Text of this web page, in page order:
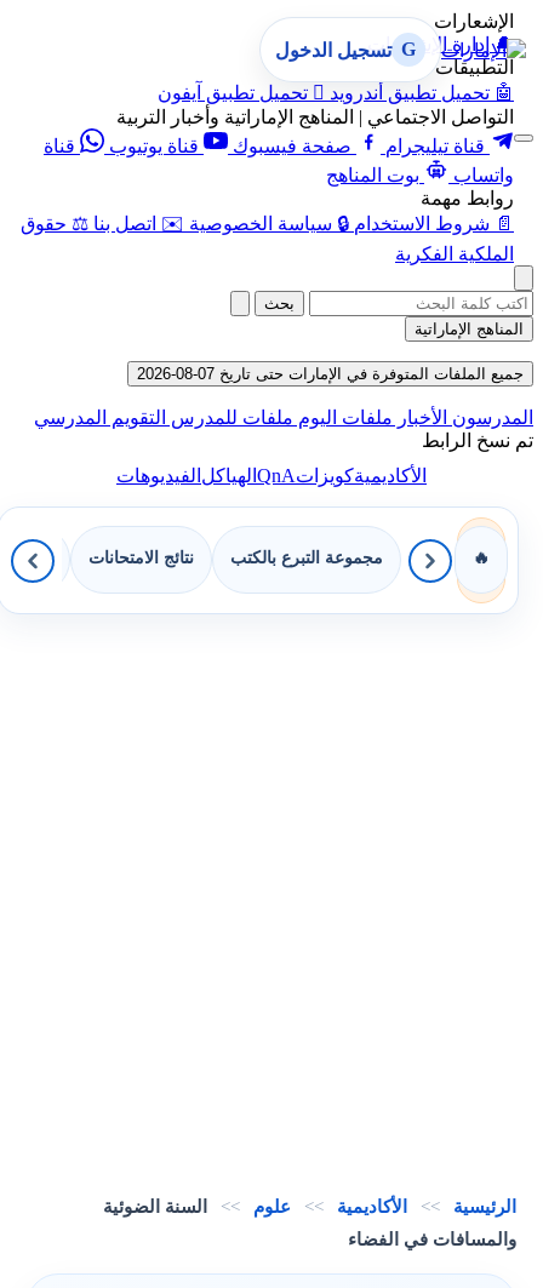
الإشعارات
🔔 إدارة الإشعارات
التطبيقات
🤖 تحميل تطبيق أندرويد  تحميل تطبيق آيفون
التواصل الاجتماعي | المناهج الإماراتية وأخبار التربية
قناة تيليجرام
صفحة فيسبوك قناة يوتيوب
قناة
واتساب
بوت المناهج
روابط مهمة
📄 شروط الاستخدام 🔒 سياسة الخصوصية ✉️ اتصل بنا ⚖️ حقوق
الملكية الفكرية
G تسجيل الدخول
بحث
المناهج الإماراتية
جميع الملفات المتوفرة في الإمارات حتى تاريخ 07-08-2026
المدرسون الأخبار ملفات اليوم ملفات للمدرس التقويم المدرسي
تم نسخ الرابط
الأكاديميةكويزاتQnAالهياكلالفيديوهات
🔥 مجموعة التبرع بالكتب نتائج الامتحانات
الرئيسية >> الأكاديمية >> علوم >>
السنة الضوئية
والمسافات في الفضاء